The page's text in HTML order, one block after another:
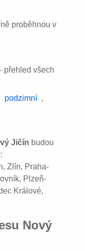
proběhnou v
- přehled všech
podzimní ,
Jičín budou
Zlín, Praha-
Plzeň-
Králové,
Nový